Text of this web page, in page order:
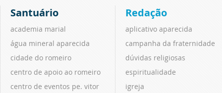
Santuário
academia marial
água mineral aparecida
cidade do romeiro
centro de apoio ao romeiro
centro de eventos pe. vitor
Redação
aplicativo aparecida
campanha da fraternidade
dúvidas religiosas
espiritualidade
igreja